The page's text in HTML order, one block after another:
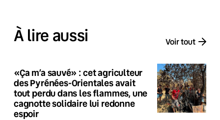
À lire aussi Voir tout
«Ça m’a sauvé» : cet agriculteur
des Pyrénées-Orientales avait
tout perdu dans les flammes, une
cagnotte solidaire lui redonne
espoir